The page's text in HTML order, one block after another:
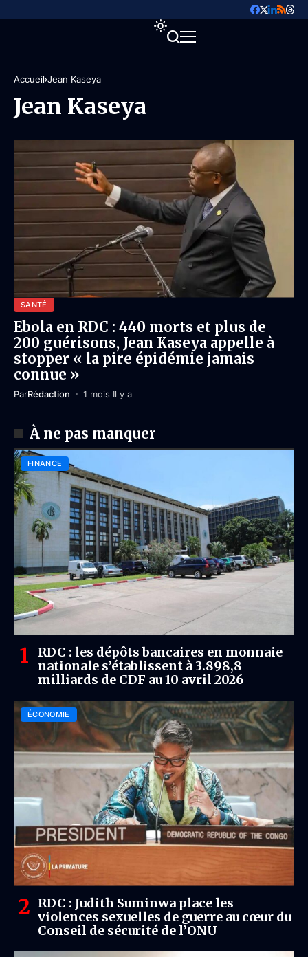
Accueil Jean Kaseya
Jean Kaseya
SANTÉ
Ebola en RDC : 440 morts et plus de
200 guérisons, Jean Kaseya appelle à
stopper « la pire épidémie jamais
connue »
ParRédaction 1 mois Il y a
À ne pas manquer
FINANCE
RDC : les dépôts bancaires en monnaie
nationale s’établissent à 3.898,8
milliards de CDF au 10 avril 2026
ÉCONOMIE
RDC : Judith Suminwa place les
violences sexuelles de guerre au cœur du
Conseil de sécurité de l’ONU